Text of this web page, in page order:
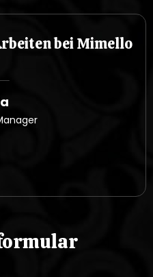
rbeiten bei Mimello